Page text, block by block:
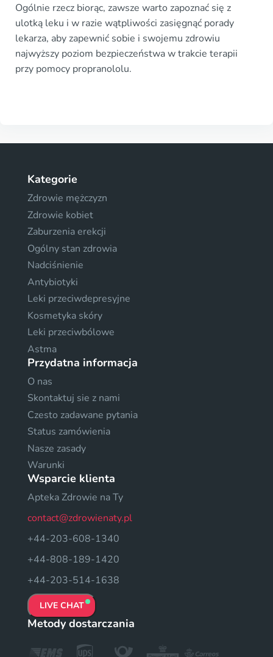
Ogólnie rzecz biorąc, zawsze warto zapoznać się z
ulotką leku i w razie wątpliwości zasięgnąć porady
lekarza, aby zapewnić sobie i swojemu zdrowiu
najwyższy poziom bezpieczeństwa w trakcie terapii
przy pomocy propranololu.
Kategorie
Zdrowie mężczyzn
Zdrowie kobiet
Zaburzenia erekcji
Ogólny stan zdrowia
Nadciśnienie
Antybiotyki
Leki przeciwdepresyjne
Kosmetyka skóry
Leki przeciwbólowe
Astma
Przydatna informacja
O nas
Skontaktuj sie z nami
Czesto zadawane pytania
Status zamówienia
Nasze zasady
Warunki
Wsparcie klienta
Apteka Zdrowie na Ty
contact@zdrowienaty.pl
+44-203-608-1340
+44-808-189-1420
+44-203-514-1638
LIVE CHAT
Metody dostarczania